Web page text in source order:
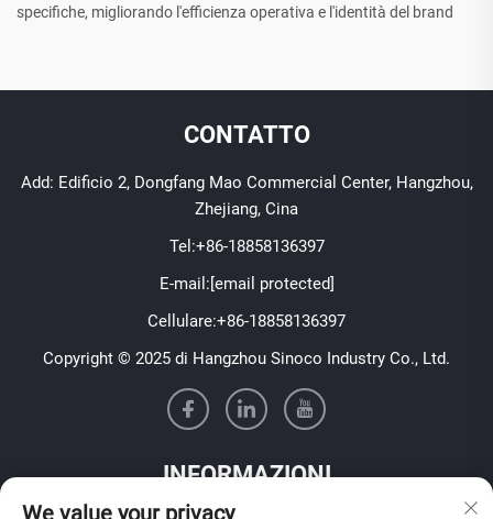
specifiche, migliorando l'efficienza operativa e l'identità del brand
CONTATTO
Add: Edificio 2, Dongfang Mao Commercial Center, Hangzhou,
Zhejiang, Cina
Tel:+86-18858136397
E-mail:[email protected]
Cellulare:+86-18858136397
Copyright © 2025 di Hangzhou Sinoco Industry Co., Ltd.
INFORMAZIONI
We value your privacy